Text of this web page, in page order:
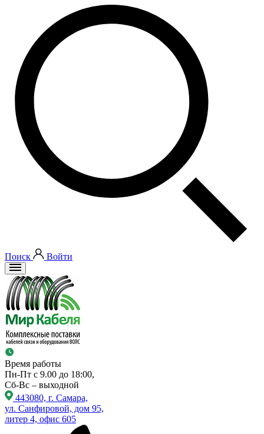
Поиск Войти
Время работы
Пн-Пт с 9.00 до 18:00,
Сб-Вс – выходной
443080, г. Самара,
ул. Санфировой, дом 95,
литер 4, офис 605